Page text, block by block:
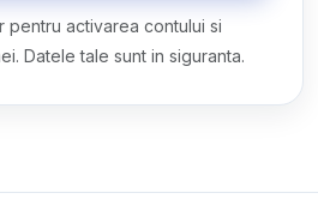
pentru activarea contului si
Datele tale sunt in siguranta.